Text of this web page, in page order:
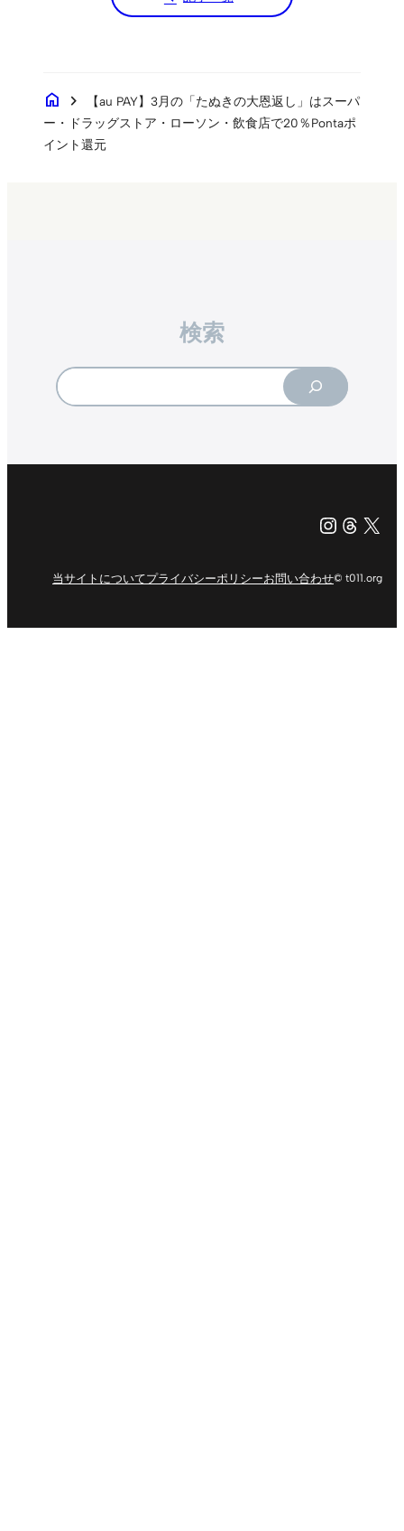
home chevron_right
【au PAY】3月の「たぬきの大恩返し」はスーパ
ー・ドラッグストア・ローソン・飲食店で20％Pontaポ
イント還元
検索
X（旧
当サイトについてプライバシーポリシーお問い合わせ© t011.org